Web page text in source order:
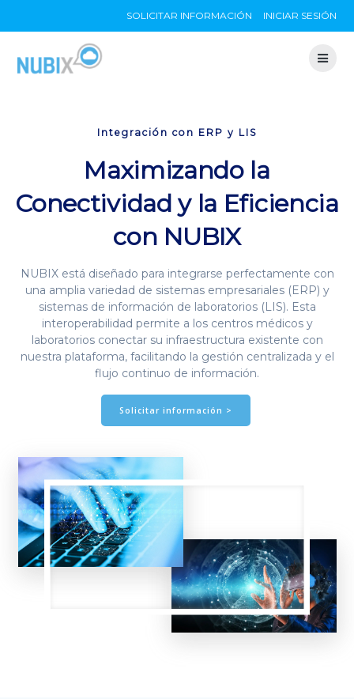
to
SOLICITAR INFORMACIÓN INICIAR SESIÓN
Integración con ERP y LIS
Maximizando la
Conectividad y la Eficiencia
con NUBIX
NUBIX está diseñado para integrarse perfectamente con
una amplia variedad de sistemas empresariales (ERP) y
sistemas de información de laboratorios (LIS). Esta
interoperabilidad permite a los centros médicos y
laboratorios conectar su infraestructura existente con
nuestra plataforma, facilitando la gestión centralizada y el
flujo continuo de información.
Solicitar información >